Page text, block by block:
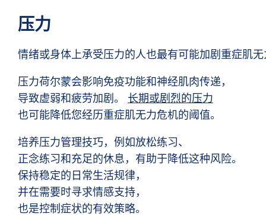
压力
情绪或身体上承受压力的人也最有可能加剧重症肌
压力荷尔蒙会影响免疫功能和神经肌肉传递，
导致虚弱和疲劳加剧。 长期或剧烈的压力
也可能降低您经历重症肌无力危机的阈值。
培养压力管理技巧，例如放松练习、
正念练习和充足的休息，有助于降低这种风险。
保持稳定的日常生活规律，
并在需要时寻求情感支持，
也是控制症状的有效策略。